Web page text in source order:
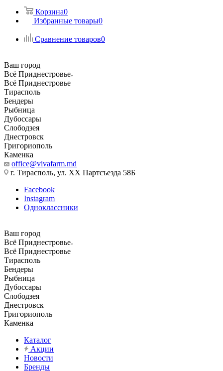
Корзина0
Избранные товары0
Сравнение товаров0
Ваш город
Всё Приднестровье
Всё Приднестровье
Тирасполь
Бендеры
Рыбница
Дубоссары
Слободзея
Днестровск
Григориополь
Каменка
office@vivafarm.md
г. Тирасполь, ул. ХХ Партсъезда 58Б
Facebook
Instagram
Одноклассники
Ваш город
Всё Приднестровье
Всё Приднестровье
Тирасполь
Бендеры
Рыбница
Дубоссары
Слободзея
Днестровск
Григориополь
Каменка
Каталог
Акции
Новости
Бренды